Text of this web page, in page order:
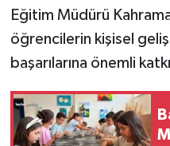
Eğitim Müdürü
öğrencilerin kişisel
başarılarına önemli